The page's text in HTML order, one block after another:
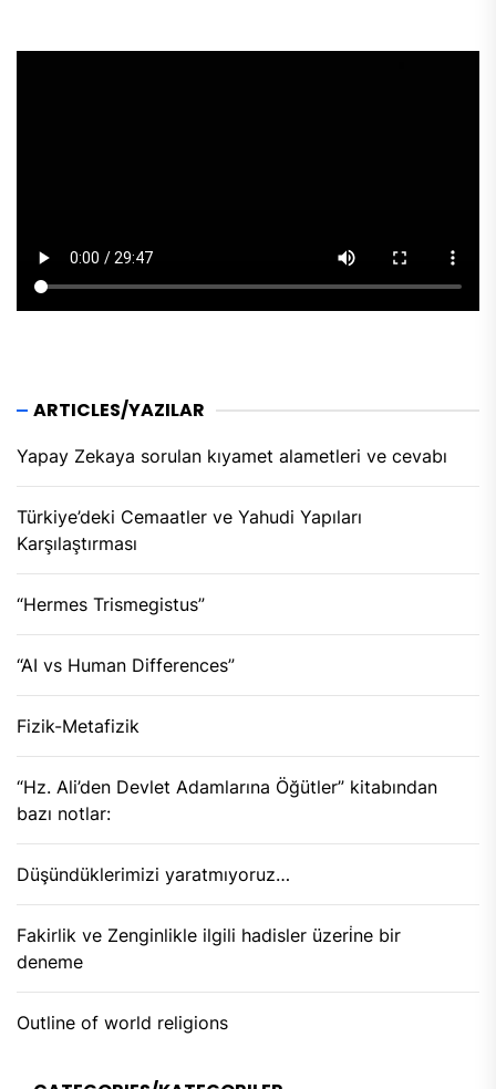
ARTICLES/YAZILAR
Yapay Zekaya sorulan kıyamet alametleri ve cevabı
Türkiye’deki Cemaatler ve Yahudi Yapıları
Karşılaştırması
“Hermes Trismegistus”
“AI vs Human Differences”
Fizik-Metafizik
“Hz. Ali’den Devlet Adamlarına Öğütler” kitabından
bazı notlar:
Düşündüklerimizi yaratmıyoruz…
Fakirlik ve Zenginlikle ilgili hadisler üzeri̇ne bir
deneme
Outline of world religions